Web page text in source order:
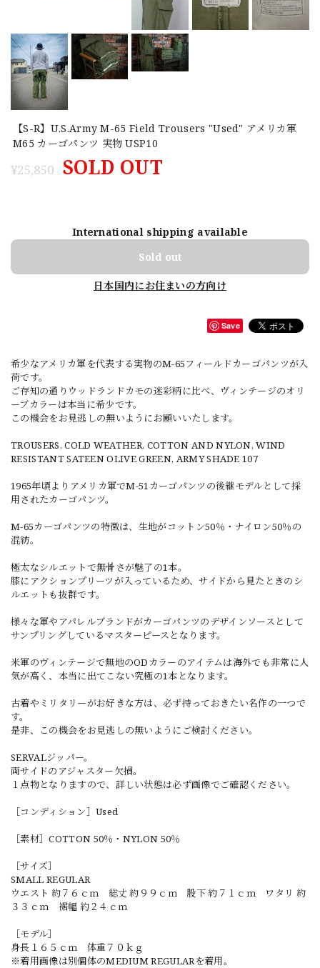
【S-R】U.S.Army M-65 Field Trousers "Used" アメリカ軍
M65 カーゴパンツ 実物 USP10
¥25,850 SOLD OUT
International shipping available
Sold out
日本国内にお住まいの方向け
Save
希少なアメリカ軍を代表する実物のM-65フィールドカーゴパンツが入
荷です。
ご存知の通りウッドランドカモの迷彩柄に比べ、ヴィンテージのオリ
ーブカラーは本当に希少です。
この機会をお見逃しの無いようにお願いいたします。
TROUSERS, COLD WEATHER, COTTON AND NYLON, WIND
RESISTANT SATEEN OLIVE GREEN, ARMY SHADE 107
1965年頃よりアメリカ軍でM-51カーゴパンツの後継モデルとして採
用されたカーゴパンツ。
M-65カーゴパンツの特徴は、生地がコットン50％・ナイロン50％の
混紡。
極太なシルエットで無骨さが魅了の1本。
膝にアクションプリーツが入っているため、サイドから見たときのシ
ルエットも抜群です。
様々な軍やアパレルブランドがカーゴパンツのデザインソースとして
サンプリングしているマスターピースとなります。
米軍のヴィンテージで無地のODカラーのアイテムは海外でも非常に人
気が高く、本当に出てこない究極の1本となります。
古着やミリタリーがお好きな方は、必ず持っておきたい名作の一つで
す。
是非、この機会をお見逃しの無いようにご検討ください。
SERVALジッパー。
両サイドのアジャスター欠損。
１点物となりますので、詳しい状態は必ず画像でご確認ください。
［コンディション］Used
［素材］COTTON 50％・NYLON 50％
［サイズ］
SMALL REGULAR
ウエスト 約７６ｃｍ 総丈 約９９ｃｍ 股下 約７１ｃｍ ワタリ 約
３３ｃｍ 裾幅 約２４ｃｍ
［モデル］
身長１６５ｃｍ 体重７０ｋｇ
※着用画像は別個体のMEDIUM REGULARを着用。